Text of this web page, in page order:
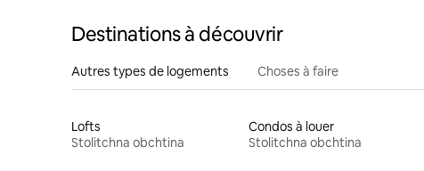
Destinations à découvrir
Autres types de logements Choses à faire
Lofts
Stolitchna obchtina
Condos à louer
Stolitchna obchtina